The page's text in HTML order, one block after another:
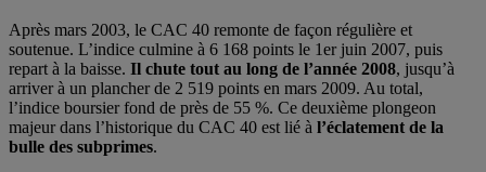
Après mars 2003, le CAC 40 remonte de façon régulière et
soutenue. L’indice culmine à 6 168 points le 1er juin 2007, puis
repart à la baisse. Il chute tout au long de l’année 2008, jusqu’à
arriver à un plancher de 2 519 points en mars 2009. Au total,
l’indice boursier fond de près de 55 %. Ce deuxième plongeon
majeur dans l’historique du CAC 40 est lié à l’éclatement de la
bulle des subprimes.